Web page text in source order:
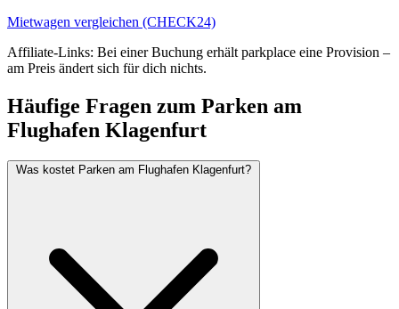
Mietwagen vergleichen (CHECK24)
Affiliate-Links: Bei einer Buchung erhält parkplace eine Provision –
am Preis ändert sich für dich nichts.
Häufige Fragen zum Parken am
Flughafen Klagenfurt
Was kostet Parken am Flughafen Klagenfurt?